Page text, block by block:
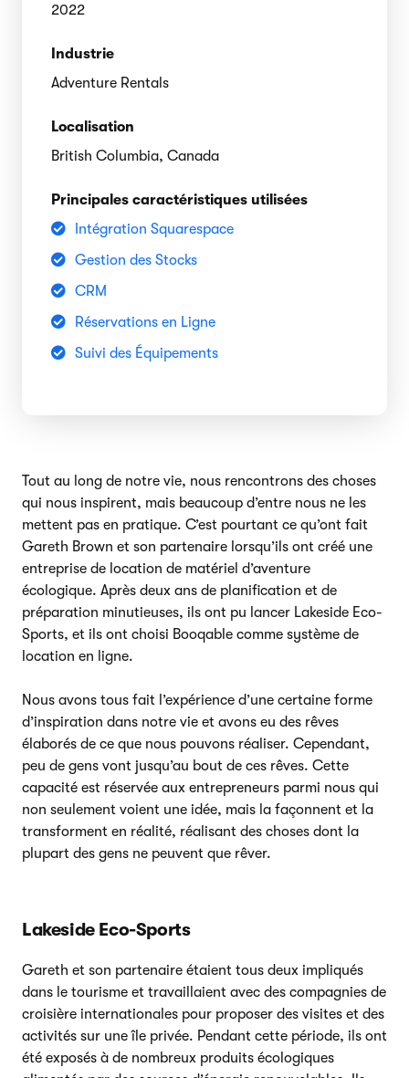
2022
Industrie
Adventure Rentals
Localisation
British Columbia, Canada
Principales caractéristiques utilisées
Intégration Squarespace
Gestion des Stocks
CRM
Réservations en Ligne
Suivi des Équipements
Tout au long de notre vie, nous rencontrons des choses
qui nous inspirent, mais beaucoup d’entre nous ne les
mettent pas en pratique. C’est pourtant ce qu’ont fait
Gareth Brown et son partenaire lorsqu’ils ont créé une
entreprise de location de matériel d’aventure
écologique. Après deux ans de planification et de
préparation minutieuses, ils ont pu lancer Lakeside Eco-
Sports, et ils ont choisi Booqable comme système de
location en ligne.
Nous avons tous fait l’expérience d’une certaine forme
d’inspiration dans notre vie et avons eu des rêves
élaborés de ce que nous pouvons réaliser. Cependant,
peu de gens vont jusqu’au bout de ces rêves. Cette
capacité est réservée aux entrepreneurs parmi nous qui
non seulement voient une idée, mais la façonnent et la
transforment en réalité, réalisant des choses dont la
plupart des gens ne peuvent que rêver.
Lakeside Eco-Sports
Gareth et son partenaire étaient tous deux impliqués
dans le tourisme et travaillaient avec des compagnies de
croisière internationales pour proposer des visites et des
activités sur une île privée. Pendant cette période, ils ont
été exposés à de nombreux produits écologiques